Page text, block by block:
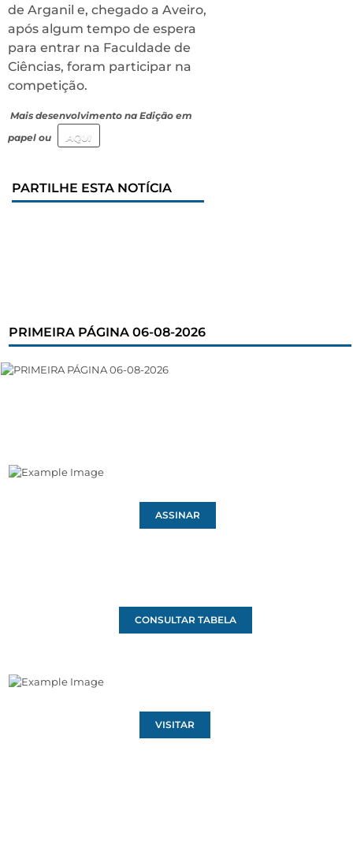
de Arganil e, chegado a Aveiro,
após algum tempo de espera
para entrar na Faculdade de
Ciências, foram participar na
competição.
Mais desenvolvimento na Edição em
papel ou
AQUI
PARTILHE ESTA NOTÍCIA
PRIMEIRA PÁGINA 06-08-2026
ASSINAR
CONSULTAR TABELA
VISITAR